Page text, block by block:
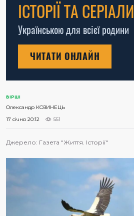
ІСТОРІЇ ТА СЕРІАЛИ
Українською для всієї родини
ЧИТАТИ ОНЛАЙН
ВІРШІ
Олександр КОЗИНЕЦЬ
17 січня 20:12
551
Джерело: Газета "Життя. Історії"